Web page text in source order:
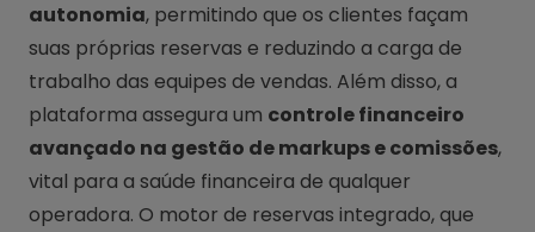
autonomia, permitindo que os clientes façam
suas próprias reservas e reduzindo a carga de
trabalho das equipes de vendas. Além disso, a
plataforma assegura um controle financeiro
avançado na gestão de markups e comissões,
vital para a saúde financeira de qualquer
operadora. O motor de reservas integrado, que